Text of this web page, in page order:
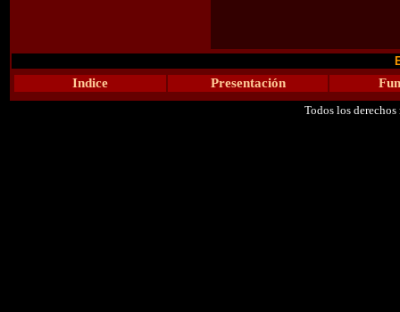
Indice Presentación
Todos los